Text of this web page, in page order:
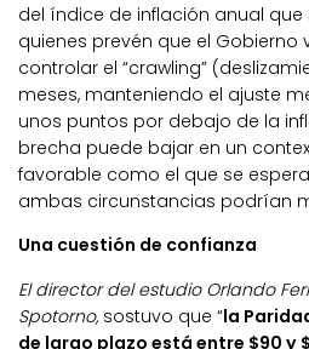
del índice de inflación anual que
quienes prevén que el Gobierno
controlar el “crawling”
meses, manteniendo el ajuste
unos puntos por debajo de la
brecha puede bajar en un
favorable como el que se
ambas circunstancias podrían
Una cuestión de confianza
El director del estudio Orlando
Spotorno,sostuvo que “la
de largo plazo está entre $90 y